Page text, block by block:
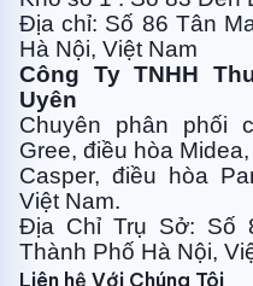
máy lạnh Gree BD12CI
Làm lạnh nhanh,
Máy được trang bị chế
Hạ nhiệt độ nhanh
Tạo cảm giác mát
Ngoài ra, máy vận hành
đêm hoặc trong phòng
Địa chỉ: Số 86 Tân
Hà Nội, Việt Nam
Công Ty TNHH
Uyên
Chuyên phân phối
Gree, điều hòa
Casper, điều hòa
Việt Nam.
Địa Chỉ Trụ Sở: Số
Thành Phố Hà Nội,
Liên hệ Với Chúng Tôi